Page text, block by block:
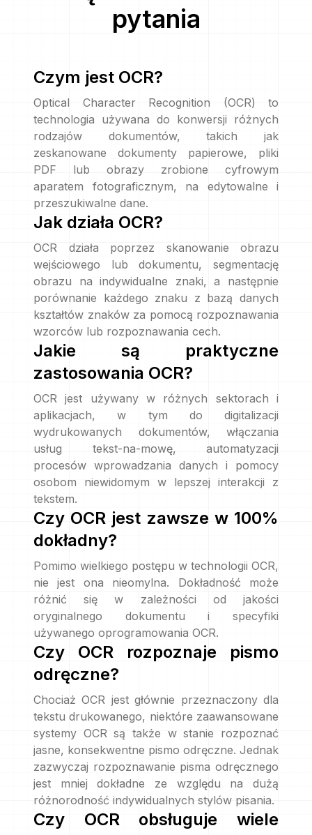
pytania
Czym jest OCR?
Optical Character Recognition (OCR) to
technologia używana do konwersji różnych
rodzajów dokumentów, takich jak
zeskanowane dokumenty papierowe, pliki
PDF lub obrazy zrobione cyfrowym
aparatem fotograficznym, na edytowalne i
przeszukiwalne dane.
Jak działa OCR?
OCR działa poprzez skanowanie obrazu
wejściowego lub dokumentu, segmentację
obrazu na indywidualne znaki, a następnie
porównanie każdego znaku z bazą danych
kształtów znaków za pomocą rozpoznawania
wzorców lub rozpoznawania cech.
Jakie są praktyczne
zastosowania OCR?
OCR jest używany w różnych sektorach i
aplikacjach, w tym do digitalizacji
wydrukowanych dokumentów, włączania
usług tekst-na-mowę, automatyzacji
procesów wprowadzania danych i pomocy
osobom niewidomym w lepszej interakcji z
tekstem.
Czy OCR jest zawsze w 100%
dokładny?
Pomimo wielkiego postępu w technologii OCR,
nie jest ona nieomylna. Dokładność może
różnić się w zależności od jakości
oryginalnego dokumentu i specyfiki
używanego oprogramowania OCR.
Czy OCR rozpoznaje pismo
odręczne?
Chociaż OCR jest głównie przeznaczony dla
tekstu drukowanego, niektóre zaawansowane
systemy OCR są także w stanie rozpoznać
jasne, konsekwentne pismo odręczne. Jednak
zazwyczaj rozpoznawanie pisma odręcznego
jest mniej dokładne ze względu na dużą
różnorodność indywidualnych stylów pisania.
Czy OCR obsługuje wiele